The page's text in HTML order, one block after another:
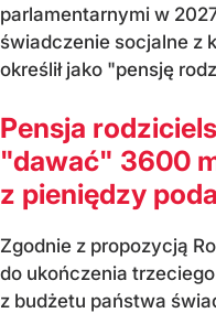
parlamentarnymi w
świadczenie socjalne z
określił jako "pensję
Pensja
"dawać" 3600
z pieniędzy
Zgodnie z propozycją
do ukończenia
z budżetu państwa